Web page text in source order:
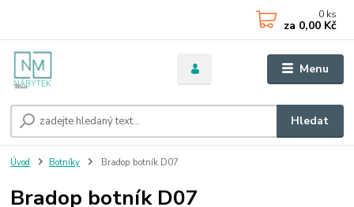
Menu
Hledat
0 ks
za 0,00 Kč
Úvod Botníky Bradop botník D07
Bradop botník D07